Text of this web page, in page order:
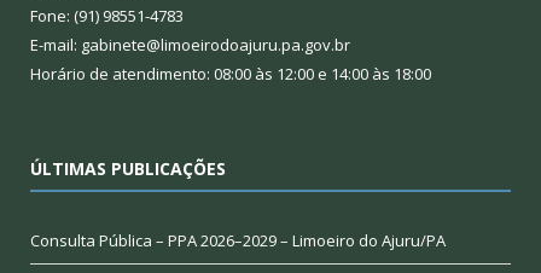
Fone: (91) 98551-4783
E-mail: gabinete@limoeirodoajuru.pa.gov.br
Horário de atendimento: 08:00 às 12:00 e 14:00 às 18:00
ÚLTIMAS PUBLICAÇÕES
Consulta Pública – PPA 2026–2029 – Limoeiro do Ajuru/PA